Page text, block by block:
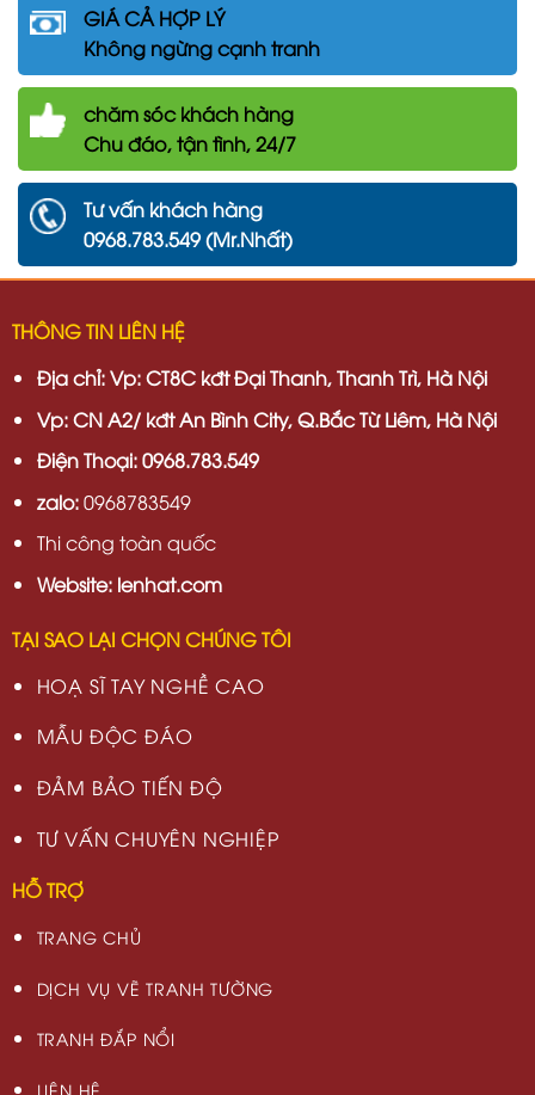
GIÁ CẢ HỢP LÝ
Không ngừng cạnh tranh
chămsóc khách hàng
Chu đáo, tận tình, 24/7
Tư vấn khách hàng
0968.783.549 (Mr.Nhất)
THÔNG TIN LIÊN HỆ
Địa chỉ: Vp: CT8C kđt Đại Thanh, Thanh Trì, Hà Nội
Vp: CN A2/ kđt An Bình City, Q.Bắc Từ Liêm, Hà Nội
Điện Thoại: 0968.783.549
zalo:0968783549
Thi công toàn quốc
Website: lenhat.com
TẠI SAO LẠI CHỌN CHÚNG TÔI
HOẠ SĨ TAY NGHỀ CAO
MẪU ĐỘC ĐÁO
ĐẢM BẢO TIẾN ĐỘ
TƯ VẤN CHUYÊN NGHIỆP
HỖ TRỢ
TRANG CHỦ
DỊCH VỤ VẼ TRANH TƯỜNG
TRANH ĐẮP NỔI
LIÊN HỆ